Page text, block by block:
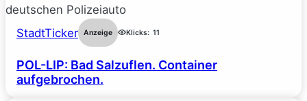
StadtTicker Anzeige Klicks: 11
POL-LIP: Bad Salzuflen. Container
aufgebrochen.